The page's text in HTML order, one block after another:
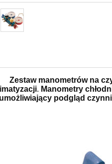
Zestaw manometrów na
. Manometry
umożliwiający podgląd